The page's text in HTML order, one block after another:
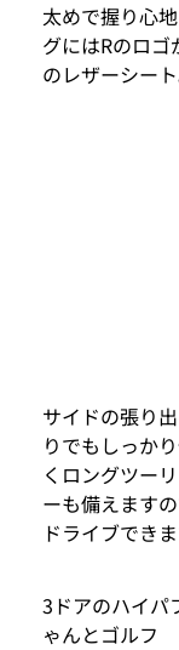
太めで握り心
グにはRのロ
のレザーシート
サイドの張り
りでもしっか
くロングツー
ーも備えます
ドライブでき
3ドアのハイパ
ゃんとゴルフ